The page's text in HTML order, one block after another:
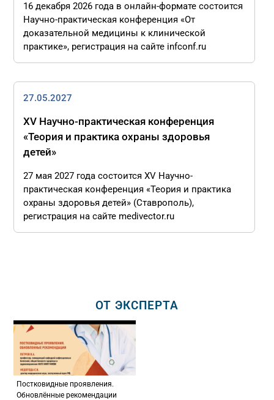
16 декабря 2026 года в онлайн-формате состоится
Научно-практическая конференция «От
доказательной медицины к клинической
практике», регистрация на сайте infconf.ru
27.05.2027
XV Научно-практическая конференция
«Теория и практика охраны здоровья
детей»
27 мая 2027 года состоится XV Научно-
практическая конференция «Теория и практика
охраны здоровья детей» (Ставрополь),
регистрация на сайте medivector.ru
ОТ ЭКСПЕРТА
Постковидные проявления.
Обновлённые рекомендации